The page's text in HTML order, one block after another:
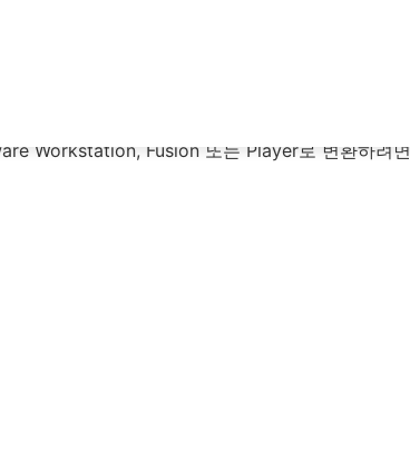
하십시오.
Workstation, Fusion 또는 Player로 변환하려면